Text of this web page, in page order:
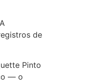
de
Pinto
— o